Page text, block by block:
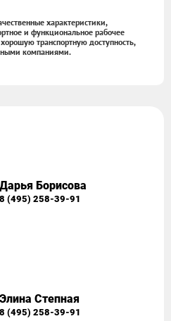
характеристики,
и функциональное рабочее
транспортную доступность,
компаниями.
Дарья Борисова
8 (495) 258-39-91
Элина Степная
8 (495) 258-39-91